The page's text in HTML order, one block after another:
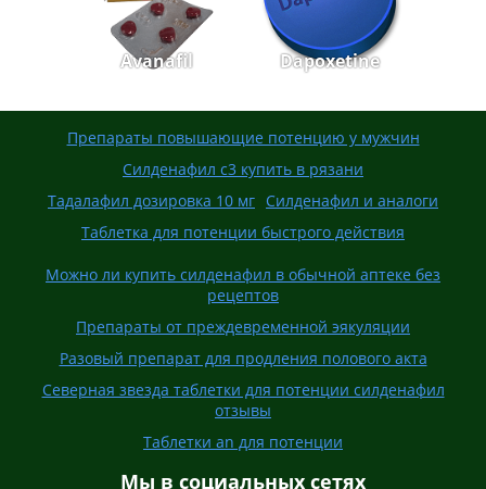
Avanafil Dapoxetine
Препараты повышающие потенцию у мужчин
Силденафил с3 купить в рязани
Тадалафил дозировка 10 мг Силденафил и аналоги
Таблетка для потенции быстрого действия
Можно ли купить силденафил в обычной аптеке без
рецептов
Препараты от преждевременной эякуляции
Разовый препарат для продления полового акта
Северная звезда таблетки для потенции силденафил
отзывы
Таблетки an для потенции
Мы в социальных сетях